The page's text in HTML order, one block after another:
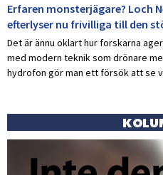
Erfaren monsterjägare? Loch
efterlyser nu frivilliga till den
Det är ännu oklart hur forskarna
med modern teknik som drönare
hydrofon gör man ett försök att se